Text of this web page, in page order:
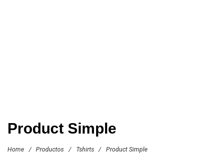
Product Simple
Home / Productos / Tshirts / Product Simple